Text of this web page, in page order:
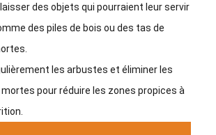
des objets qui pourraient leur servir
des piles de bois ou des tas de
les arbustes et éliminer les
pour réduire les zones propices à